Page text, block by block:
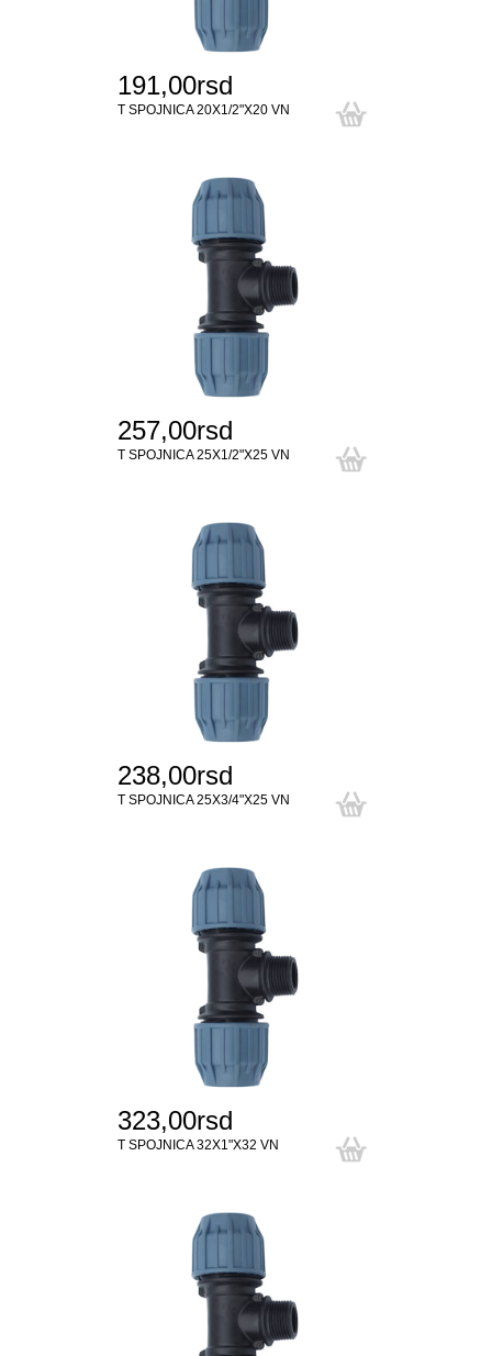
191,00rsd
T SPOJNICA 20X1/2"X20 VN
257,00rsd
T SPOJNICA 25X1/2"X25 VN
238,00rsd
T SPOJNICA 25X3/4"X25 VN
323,00rsd
T SPOJNICA 32X1"X32 VN